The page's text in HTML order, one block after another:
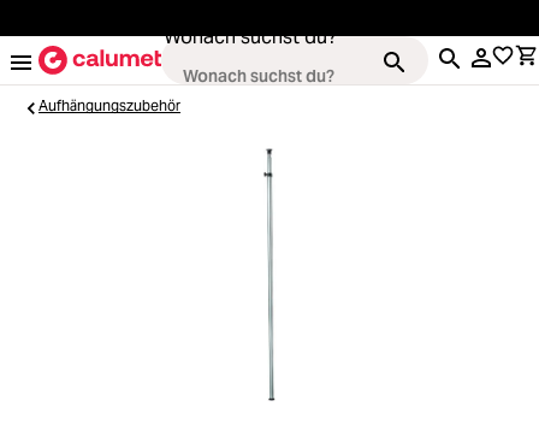
Wonach suchst du?
Video & Drohnen
Stative & Gimbals
Aufhängungszubehör